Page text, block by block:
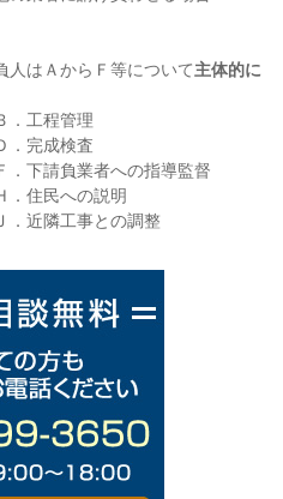
人はＡからＦ等について主体的に
工程管理
完成検査
業者への指導監督
民への説明
近隣工事との調整